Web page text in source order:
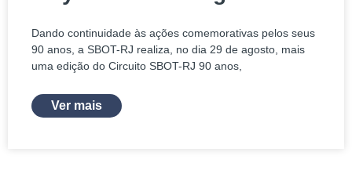
Dando continuidade às ações comemorativas pelos seus
90 anos, a SBOT-RJ realiza, no dia 29 de agosto, mais
uma edição do Circuito SBOT-RJ 90 anos,
Ver mais